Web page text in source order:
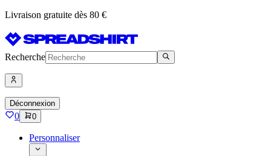
Livraison gratuite dès 80 €
Recherche
Déconnexion
0 0
Personnaliser